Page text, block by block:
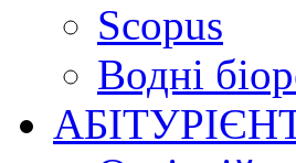
Scopus
Водні